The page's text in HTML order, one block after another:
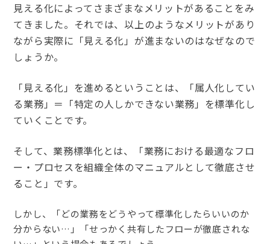
見える化によってさまざまなメリットがあることをみ
てきました。それでは、以上のようなメリットがあり
ながら実際に「見える化」が進まないのはなぜなので
しょうか。
「見える化」を進めるということは、「属人化してい
る業務」＝「特定の人しかできない業務」を標準化し
ていくことです。
そして、業務標準化とは、「業務における最適なフロ
ー・プロセスを組織全体のマニュアルとして徹底させ
ること」です。
しかし、「どの業務をどうやって標準化したらいいのか
分からない…」「せっかく共有したフローが徹底されな